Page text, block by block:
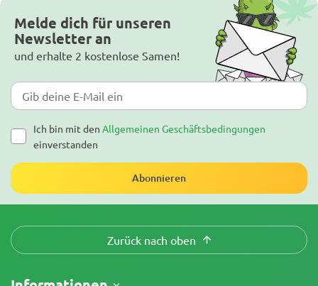
Melde dich für unseren
Newsletter an
und erhalte 2 kostenlose Samen!
Ich bin mit den Allgemeinen Geschäftsbedingungen
einverstanden
Abonnieren
Zurück nach oben